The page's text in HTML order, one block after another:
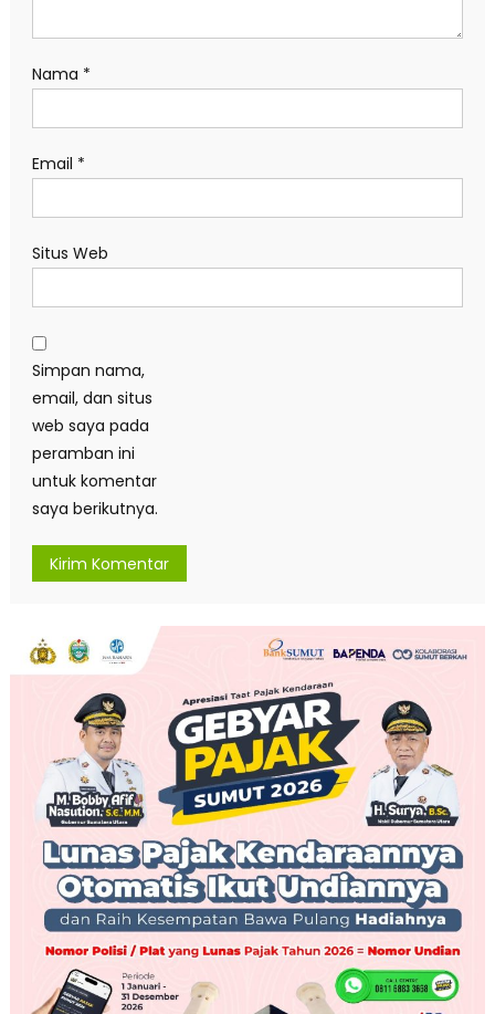
Nama *
Email *
Situs Web
Simpan nama,
email, dan situs
web saya pada
peramban ini
untuk komentar
saya berikutnya.